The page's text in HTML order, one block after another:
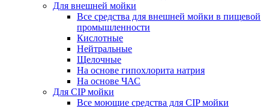
Для внешней мойки
Все средства для внешней мойки в пищевой
промышленности
Кислотные
Нейтральные
Щелочные
На основе гипохлорита натрия
На основе ЧАС
Для CIP мойки
Все моющие средства для CIP мойки